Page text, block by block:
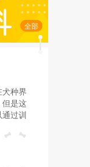
全部
种界
是这
过训